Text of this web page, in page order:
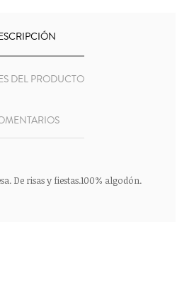
DEL PRODUCTO
De risas y fiestas.100% algodón.